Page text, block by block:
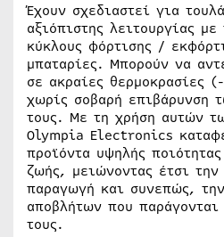
Έχουν σχεδιαστεί για
αξιόπιστης λειτουργίας
κύκλους φόρτισης /
μπαταρίες. Μπορούν να
σε ακραίες θερμοκρασίες
χωρίς σοβαρή επιβάρυνση
τους. Με τη χρήση αυτών
Olympia Electronics
προϊόντα υψηλής
ζωής, μειώνοντας έτσι
παραγωγή και συνεπώς,
αποβλήτων που
τους.